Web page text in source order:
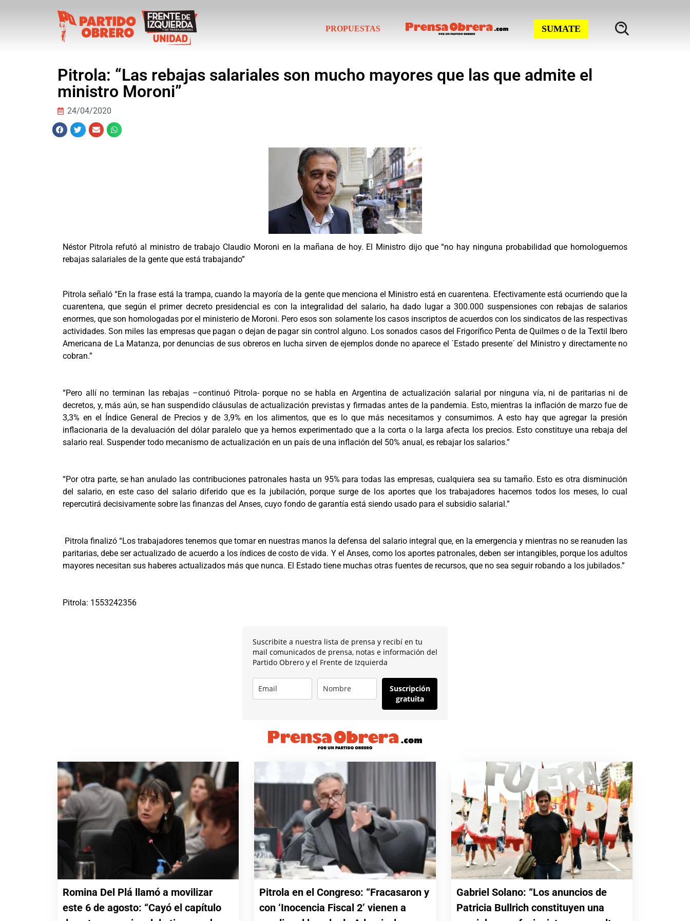
PROPUESTAS SUMATE
Pitrola: “Las rebajas salariales son mucho mayores que las que admite el
ministro Moroni”
24/04/2020
Néstor Pitrola refutó al ministro de trabajo Claudio Moroni en la mañana de hoy. El Ministro dijo que “no hay ninguna probabilidad que homologuemos
rebajas salariales de la gente que está trabajando”
Pitrola señaló “En la frase está la trampa, cuando la mayoría de la gente que menciona el Ministro está en cuarentena. Efectivamente está ocurriendo que la
cuarentena, que según el primer decreto presidencial es con la integralidad del salario, ha dado lugar a 300.000 suspensiones con rebajas de salarios
enormes, que son homologadas por el ministerio de Moroni. Pero esos son solamente los casos inscriptos de acuerdos con los sindicatos de las respectivas
actividades. Son miles las empresas que pagan o dejan de pagar sin control alguno. Los sonados casos del Frigorífico Penta de Quilmes o de la Textil Ibero
Americana de La Matanza, por denuncias de sus obreros en lucha sirven de ejemplos donde no aparece el ´Estado presente´ del Ministro y directamente no
cobran.”
“Pero allí no terminan las rebajas –continuó Pitrola- porque no se habla en Argentina de actualización salarial por ninguna vía, ni de paritarias ni de
decretos, y, más aún, se han suspendido cláusulas de actualización previstas y firmadas antes de la pandemia. Esto, mientras la inflación de marzo fue de
3,3% en el Índice General de Precios y de 3,9% en los alimentos, que es lo que más necesitamos y consumimos. A esto hay que agregar la presión
inflacionaria de la devaluación del dólar paralelo que ya hemos experimentado que a la corta o la larga afecta los precios. Esto constituye una rebaja del
salario real. Suspender todo mecanismo de actualización en un país de una inflación del 50% anual, es rebajar los salarios.”
“Por otra parte, se han anulado las contribuciones patronales hasta un 95% para todas las empresas, cualquiera sea su tamaño. Esto es otra disminución
del salario, en este caso del salario diferido que es la jubilación, porque surge de los aportes que los trabajadores hacemos todos los meses, lo cual
repercutirá decisivamente sobre las finanzas del Anses, cuyo fondo de garantía está siendo usado para el subsidio salarial.”
Pitrola finalizó “Los trabajadores tenemos que tomar en nuestras manos la defensa del salario integral que, en la emergencia y mientras no se reanuden las
paritarias, debe ser actualizado de acuerdo a los índices de costo de vida. Y el Anses, como los aportes patronales, deben ser intangibles, porque los adultos
mayores necesitan sus haberes actualizados más que nunca. El Estado tiene muchas otras fuentes de recursos, que no sea seguir robando a los jubilados.”
Pitrola: 1553242356
Suscribite a nuestra lista de prensa y recibí en tu
mail comunicados de prensa, notas e información del
Partido Obrero y el Frente de Izquierda
Suscripción
gratuita
Romina Del Plá llamó a movilizar
este 6 de agosto: “Cayó el capítulo
Pitrola en el Congreso: “Fracasaron y
con ‘Inocencia Fiscal 2’ vienen a
Gabriel Solano: “Los anuncios de
Patricia Bullrich constituyen una